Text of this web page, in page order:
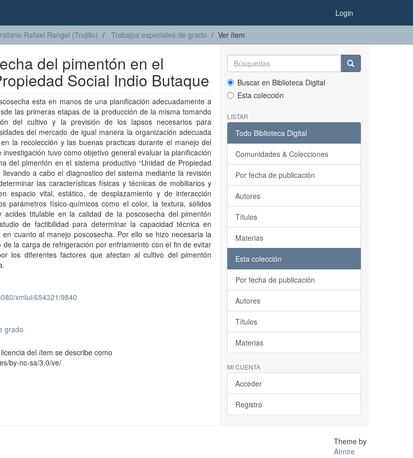
Login
Rafael Rangel (Trujillo) Trabajos especiales de grado Ver ítem
del pimentón en el
Social Indio Butaque
esta en manos de una planificación adecuadamente a
las primeras etapas de la producción de la misma tomando
del cultivo y la previsión de los lapsos necesarios para
del mercado de igual manera la organización adecuada
la recolección y las buenas practicas durante el manejo del
tuvo como objetivo general evaluar la planificación
del pimentón en el sistema productivo “Unidad de Propiedad
llevando a cabo el diagnostico del sistema mediante la revisión
las características físicas y técnicas de mobiliarios y
espacio vital, estático, de desplazamiento y de interacción
parámetros físico-químicos como el color, la textura, sólidos
acides titulable en la calidad de la poscosecha del pimentón
de factibilidad para determinar la capacidad técnica en
en cuanto al manejo poscosecha. Por ello se hizo necesaria la
de la carga de refrigeración por enfriamiento con el fin de evitar
los diferentes factores que afectan al cultivo del pimentón
xmlui/654321/9840
grado
del ítem se describe como
by-nc-sa/3.0/ve/
Buscar en Biblioteca Digital
Esta colección
LISTAR
Todo Biblioteca Digital
Comunidades & Colecciones
Por fecha de publicación
Autores
Títulos
Materias
Esta colección
Por fecha de publicación
Autores
Títulos
Materias
MI CUENTA
Acceder
Registro
Theme by
Atmire